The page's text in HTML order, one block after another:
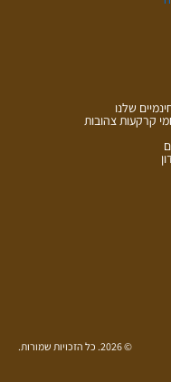
שלנו
קרקעות צהובות
© 2026. כל הזכויות שמורות.